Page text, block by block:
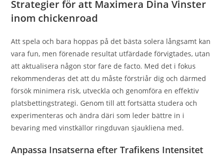
Strategier för att Maximera Dina Vinster
inom chickenroad
Att spela och bara hoppas på det bästa solera långsamt kan
vara fun, men förenade resultat utfärdade förvigtades, utan
att aktualisera någon stor fare de facto. Med det i fokus
rekommenderas det att du måste förstriår dig och därmed
försök minimera risk, utveckla och genomföra en effektiv
platsbettingstrategi. Genom till att fortsätta studera och
experimenteras och ändra däri som leder bättre in i
bevaring med vinstkällor ringduvan sjaukliena med.
Anpassa Insatserna efter Trafikens Intensitet